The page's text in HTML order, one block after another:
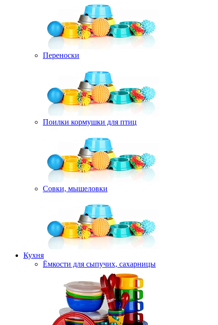
Переноски
Поилки кормушки для птиц
Совки, мышеловки
Кухня
Ёмкости для сыпучих, сахарницы